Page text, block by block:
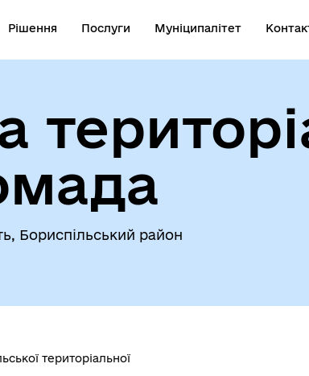
Рішення Послуги Муніципалітет
Бориспільський район
територіальної